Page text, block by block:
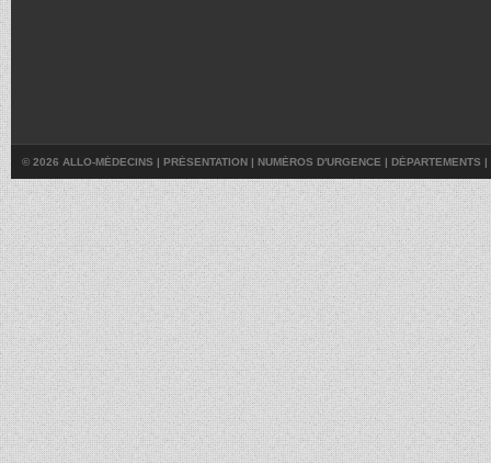
© 2026 ALLO-MÉDECINS | PRÉSENTATION | NUMÉROS D'URGENCE | DÉPARTEMENTS |